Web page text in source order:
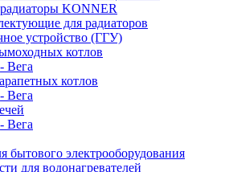
радиаторы KONNER
для радиаторов
устройство (ГГУ)
котлов
- Вега
котлов
- Вега
- Вега
бытового электрооборудования
для водонагревателей